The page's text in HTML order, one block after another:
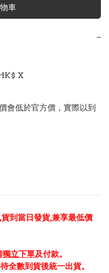
車
−
X
會低於官方價，實際以到
到當日發貨,兼享最低價
獨立下單及付款。
全數到貨後統一出貨。